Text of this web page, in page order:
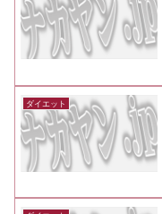
ダイエット